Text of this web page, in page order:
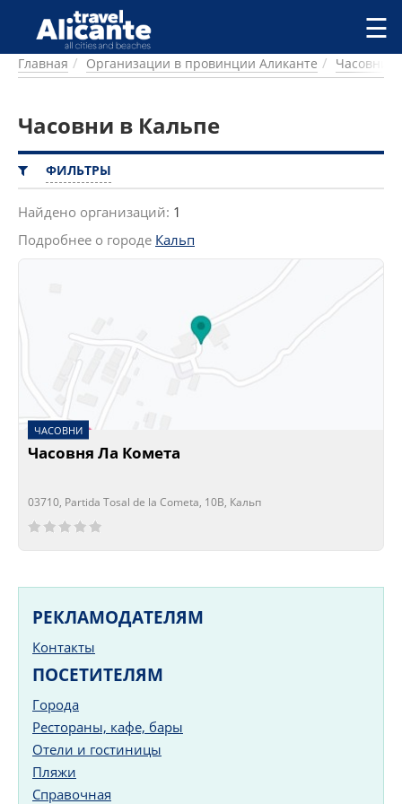
Перейти к основному содержанию
ГОРОДА
ПИТАНИЕ
ПЛЯЖИ
ДОСТОПРИМЕЧАТЕЛЬНОСТИ
КЕМПИНГ
КОМАРКИ (РАЙОНЫ)
РЕЦЕПТЫ
УСЛУГИ
☰
Главная Организации в провинции Аликанте Часовни
Часовни в Кальпе
ФИЛЬТРЫ
Найдено организаций: 1
Подробнее о городе Кальп
ЧАСОВНИ
Часовня Ла Комета
03710, Partida Tosal de la Cometa, 10B, Кальп
Сейчас открыто!
Сейчас закрыто!
РЕКЛАМОДАТЕЛЯМ
Контакты
ПОСЕТИТЕЛЯМ
Города
Рестораны, кафе, бары
Отели и гостиницы
Пляжи
Справочная